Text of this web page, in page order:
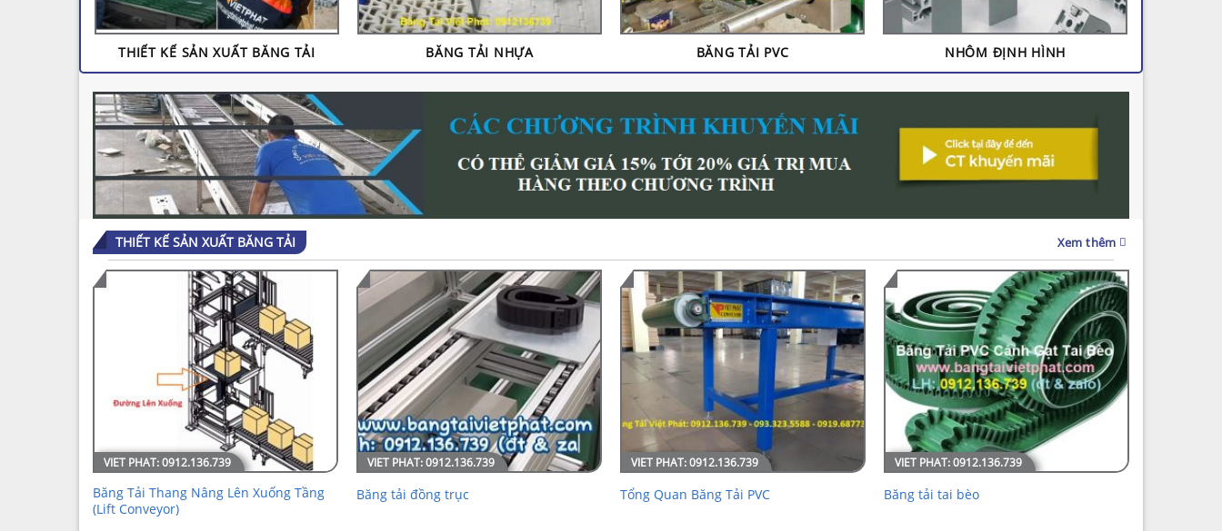
THIẾT KẾ SẢN XUẤT BĂNG TẢI BĂNG TẢI NHỰA BĂNG TẢI PVC NHÔM ĐỊNH HÌNH
THIẾT KẾ SẢN XUẤT BĂNG TẢI Xem thêm
Băng Tải Thang Nâng Lên Xuống Tầng
(Lift Conveyor)
Băng tải đồng trục Tổng Quan Băng Tải PVC Băng tải tai bèo